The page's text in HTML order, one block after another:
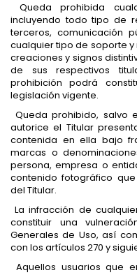
Queda prohibida
incluyendo todo tipo de
terceros, comunicación
cualquier tipo de soporte
creaciones y signos
de sus respectivos
prohibición podrá
legislación vigente.
Queda prohibido, salvo
autorice el Titular
contenida en ella bajo
marcas o
persona, empresa o
contenido fotográfico
del Titular.
La infracción de
constituir una
Generales de Uso, así
con los artículos 270 y
Aquellos usuarios que